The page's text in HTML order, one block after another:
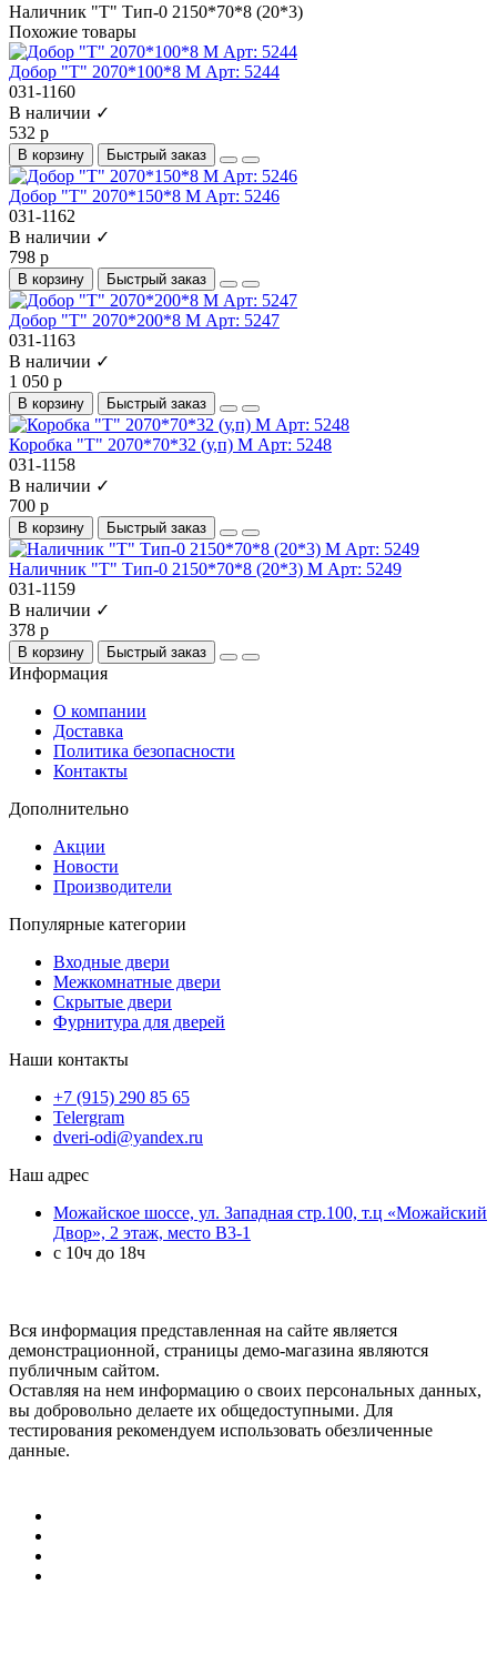
Наличник "Т" Тип-0 2150*70*8 (20*3)
Похожие товары
Добор "Т" 2070*100*8 M Арт: 5244
031-1160
В наличии ✓
532 р
В корзину Быстрый заказ
Добор "Т" 2070*150*8 М Арт: 5246
031-1162
В наличии ✓
798 р
В корзину Быстрый заказ
Добор "Т" 2070*200*8 М Арт: 5247
031-1163
В наличии ✓
1 050 р
В корзину Быстрый заказ
Коробка "Т" 2070*70*32 (у,п) М Арт: 5248
031-1158
В наличии ✓
700 р
В корзину Быстрый заказ
Наличник "Т" Тип-0 2150*70*8 (20*3) М Арт: 5249
031-1159
В наличии ✓
378 р
В корзину Быстрый заказ
Информация
О компании
Доставка
Политика безопасности
Контакты
Дополнительно
Акции
Новости
Производители
Популярные категории
Входные двери
Межкомнатные двери
Скрытые двери
Фурнитура для дверей
Наши контакты
+7 (915) 290 85 65
Telergram
dveri-odi@yandex.ru
Наш адрес
Можайское шоссе, ул. Западная стр.100, т.ц «Можайский
Двор», 2 этаж, место B3-1
с 10ч до 18ч
Вся информация представленная на сайте является
демонстрационной, страницы демо-магазина являются
публичным сайтом.
Оставляя на нем информацию о своих персональных данных,
вы добровольно делаете их общедоступными. Для
тестирования рекомендуем использовать обезличенные
данные.